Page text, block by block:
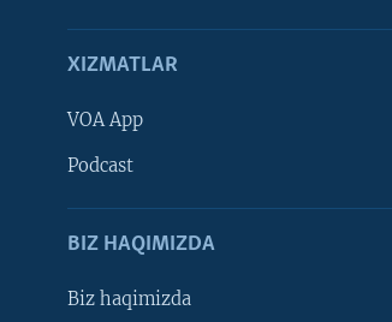
XIZMATLAR
VOA App
Podcast
BIZ HAQIMIZDA
Biz haqimizda